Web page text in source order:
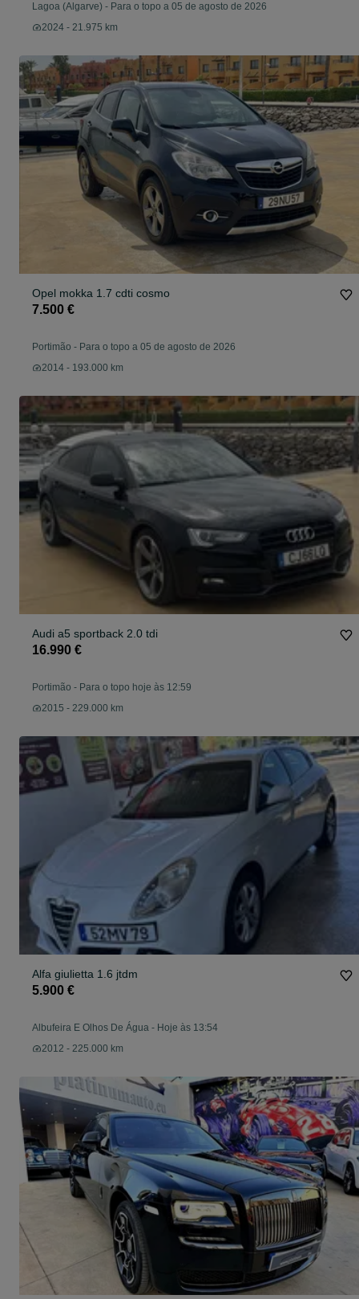
Lagoa (Algarve) - Para o topo a 05 de agosto de 2026
2024 - 21.975 km
Opel mokka 1.7 cdti cosmo
7.500 €
Portimão - Para o topo a 05 de agosto de 2026
2014 - 193.000 km
Audi a5 sportback 2.0 tdi
16.990 €
Portimão - Para o topo hoje às 12:59
2015 - 229.000 km
Alfa giulietta 1.6 jtdm
5.900 €
Albufeira E Olhos De Água - Hoje às 13:54
2012 - 225.000 km